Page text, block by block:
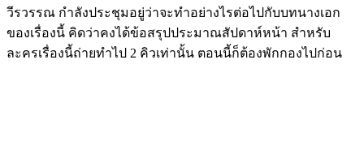
วีรวรรณ กำลังประชุมอยู่ว่าจะทำอย่างไรต่อไปกับบทนางเอก
ของเรื่องนี้ คิดว่าคงได้ข้อสรุปประมาณสัปดาห์หน้า สำหรับ
ละครเรื่องนี้ถ่ายทำไป 2 คิวเท่านั้น ตอนนี้ก็ต้องพักกองไปก่อน